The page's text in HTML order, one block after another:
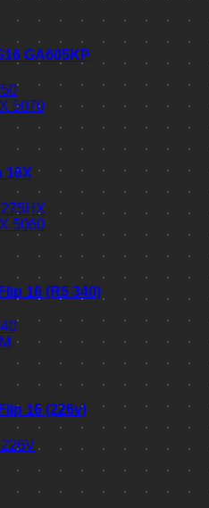
GA605KP
5070
16X
5060
16 (R5 340)
16 (226v)